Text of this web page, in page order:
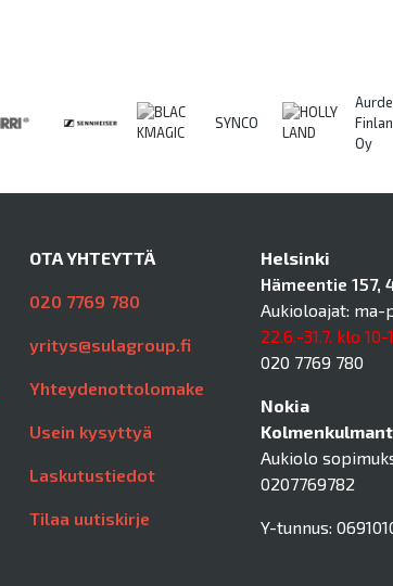
SYNCO
Oy
OTA YHTEYTTÄ
020 7769 780
yritys@sulagroup.fi
Yhteydenottolomake
Usein kysyttyä
Laskutustiedot
Tilaa uutiskirje
Helsinki
Hämeentie 157,
Aukioloajat: ma-
22.6.-31.7. klo 10-
020 7769 780
Nokia
Aukiolo
0207769782
Y-tunnus: